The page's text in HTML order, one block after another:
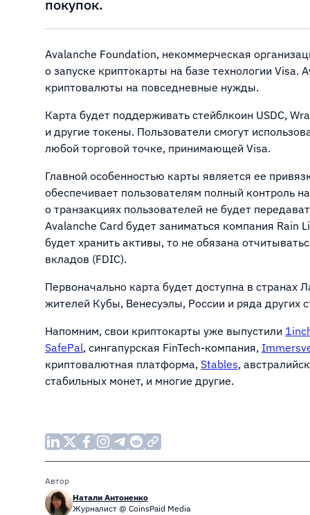
покупок.
Avalanche Foundation, некоммерческая
о запуске криптокарты на базе технологии Visa.
криптовалюты на повседневные нужды.
Карта будет поддерживать стейблкоин USDC,
и другие токены. Пользователи смогут
любой торговой точке, принимающей Visa.
Главной особенностью карты является ее
обеспечивает пользователям полный контроль
о транзакциях пользователей не будет
Avalanche Card будет заниматься компания Rain
будет хранить активы, то не обязана
вкладов (FDIC).
Первоначально карта будет доступна в странах
жителей Кубы, Венесуэлы, России и ряда других
Напомним, свои криптокарты уже выпустили
SafePal, сингапурская FinTech-компания,
криптовалютная платформа, Stables,
стабильных монет, и многие другие.
Автор
Натали Антоненко
Журналист @ CoinsPaid Media